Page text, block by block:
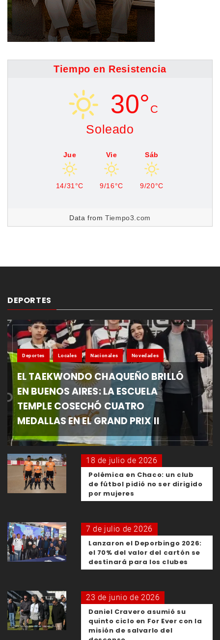
Tiempo en Resistencia
30° C
Soleado
Jue
14/31°C
Vie
9/16°C
Sáb
9/20°C
Data fromTiempo3.com
DEPORTES
Deportes Locales Nacionales Novedades
EL TAEKWONDO CHAQUEÑO BRILLÓ
EN BUENOS AIRES: LA ESCUELA
TEMPLE COSECHÓ CUATRO
MEDALLAS EN EL GRAND PRIX II
18 de julio de 2026
Polémica en Chaco: un club
de fútbol pidió no ser dirigido
por mujeres
7 de julio de 2026
Lanzaron el Deporbingo 2026:
el 70% del valor del cartón se
destinará para los clubes
23 de junio de 2026
Daniel Cravero asumió su
quinto ciclo en For Ever con la
misión de salvarlo del